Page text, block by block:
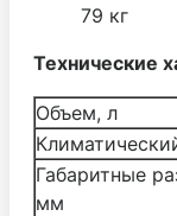
79 кг
Технические
Объем, л
Габаритные
мм